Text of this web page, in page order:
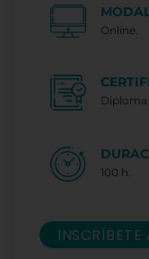
Online.
100 h.
INSCRÍBETE